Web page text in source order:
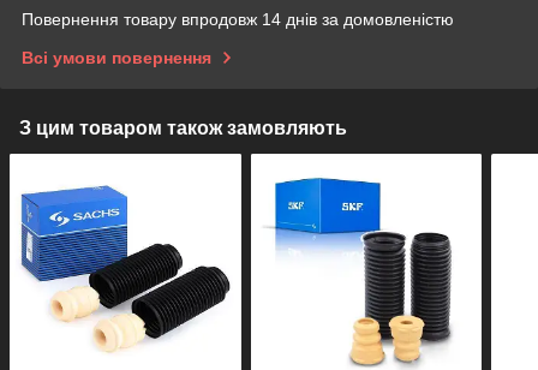
Повернення товару впродовж 14 днів за домовленістю
Всі умови повернення
З цим товаром також замовляють